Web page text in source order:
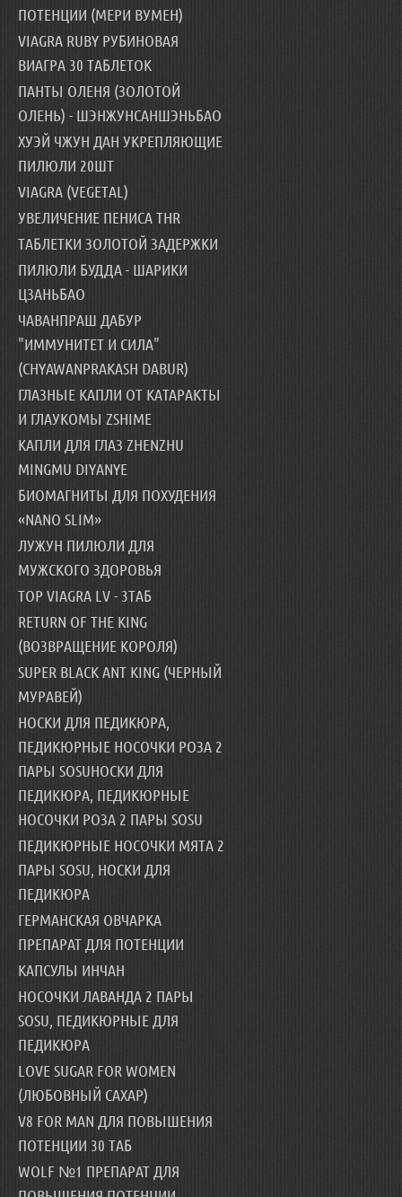
ПОТЕНЦИИ (МЕРИ ВУМЕН)
VIAGRA RUBY РУБИНОВАЯ
ВИАГРА 30 ТАБЛЕТОК
ПАНТЫ ОЛЕНЯ (ЗОЛОТОЙ
ОЛЕНЬ) - ШЭНЖУНСАНШЭНЬБАО
ХУЭЙ ЧЖУН ДАН УКРЕПЛЯЮЩИЕ
ПИЛЮЛИ 20ШТ
VIAGRA (VEGETAL)
УВЕЛИЧЕНИЕ ПЕНИСА THR
ТАБЛЕТКИ ЗОЛОТОЙ ЗАДЕРЖКИ
ПИЛЮЛИ БУДДА - ШАРИКИ
ЦЗАНЬБАО
ЧАВАНПРАШ ДАБУР
"ИММУНИТЕТ И СИЛА"
(CHYAWANPRAKASH DABUR)
ГЛАЗНЫЕ КАПЛИ ОТ КАТАРАКТЫ
И ГЛАУКОМЫ ZSHIME
КАПЛИ ДЛЯ ГЛАЗ ZHENZHU
MINGMU DIYANYE
БИОМАГНИТЫ ДЛЯ ПОХУДЕНИЯ
«NANO SLIM»
ЛУЖУН ПИЛЮЛИ ДЛЯ
МУЖСКОГО ЗДОРОВЬЯ
TOP VIAGRA LV - 3ТАБ
RETURN OF THE KING
(ВОЗВРАЩЕНИЕ КОРОЛЯ)
SUPER BLACK ANT KING (ЧЕРНЫЙ
МУРАВЕЙ)
НОСКИ ДЛЯ ПЕДИКЮРА,
ПЕДИКЮРНЫЕ НОСОЧКИ РОЗА 2
ПАРЫ SOSUНОСКИ ДЛЯ
ПЕДИКЮРА, ПЕДИКЮРНЫЕ
НОСОЧКИ РОЗА 2 ПАРЫ SOSU
ПЕДИКЮРНЫЕ НОСОЧКИ МЯТА 2
ПАРЫ SOSU, НОСКИ ДЛЯ
ПЕДИКЮРА
ГЕРМАНСКАЯ ОВЧАРКА
ПРЕПАРАТ ДЛЯ ПОТЕНЦИИ
КАПСУЛЫ ИНЧАН
НОСОЧКИ ЛАВАНДА 2 ПАРЫ
SOSU, ПЕДИКЮРНЫЕ ДЛЯ
ПЕДИКЮРА
LOVE SUGAR FOR WOMEN
(ЛЮБОВНЫЙ САХАР)
V8 FOR MAN ДЛЯ ПОВЫШЕНИЯ
ПОТЕНЦИИ 30 ТАБ
WOLF №1 ПРЕПАРАТ ДЛЯ